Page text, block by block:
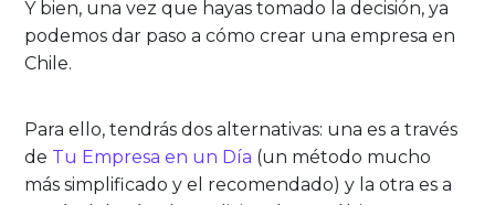
Y bien, una vez que hayas tomado la decisión, ya
podemos dar paso a cómo crear una empresa en
Chile.
Para ello, tendrás dos alternativas: una es a través
de Tu Empresa en un Día (un método mucho
más simplificado y el recomendado) y la otra es a